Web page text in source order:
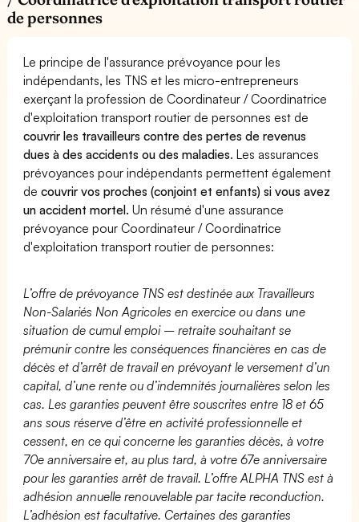
de personnes
Le principe de l'assurance prévoyance pour les
indépendants, les TNS et les micro-entrepreneurs
exerçant la profession de Coordinateur / Coordinatrice
d'exploitation transport routier de personnes est de
couvrir les travailleurs contre des pertes de revenus
dues à des accidents ou des maladies. Les assurances
prévoyances pour indépendants permettent également
decouvrir vos proches (conjoint et enfants) si vous avez
un accident mortel. Un résumé d'une assurance
prévoyance pour Coordinateur / Coordinatrice
d'exploitation transport routier de personnes:
L’offre de prévoyance TNS est destinée aux Travailleurs
Non-Salariés Non Agricoles en exercice ou dans une
situation de cumul emploi – retraite souhaitant se
prémunir contre les conséquences financières en cas de
décès et d’arrêt de travail en prévoyant le versement d’un
capital, d’une rente ou d’indemnités journalières selon les
cas. Les garanties peuvent être souscrites entre 18 et 65
ans sous réserve d’être en activité professionnelle et
cessent, en ce qui concerne les garanties décès, à votre
70e anniversaire et, au plus tard, à votre 67e anniversaire
pour les garanties arrêt de travail. L’offre ALPHA TNS est à
adhésion annuelle renouvelable par tacite reconduction.
L’adhésion est facultative. Certaines des garanties